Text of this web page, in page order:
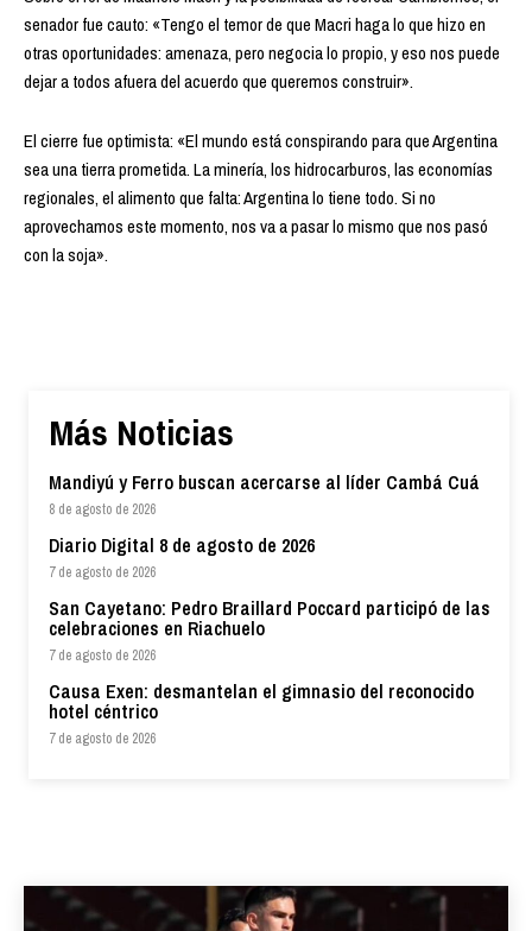
senador fue cauto: «Tengo el temor de que Macri haga lo que hizo en
otras oportunidades: amenaza, pero negocia lo propio, y eso nos puede
dejar a todos afuera del acuerdo que queremos construir».
El cierre fue optimista: «El mundo está conspirando para que Argentina
sea una tierra prometida. La minería, los hidrocarburos, las economías
regionales, el alimento que falta: Argentina lo tiene todo. Si no
aprovechamos este momento, nos va a pasar lo mismo que nos pasó
con la soja».
Más Noticias
Mandiyú y Ferro buscan acercarse al líder Cambá Cuá
8 de agosto de 2026
Diario Digital 8 de agosto de 2026
7 de agosto de 2026
San Cayetano: Pedro Braillard Poccard participó de las
celebraciones en Riachuelo
7 de agosto de 2026
Causa Exen: desmantelan el gimnasio del reconocido
hotel céntrico
7 de agosto de 2026